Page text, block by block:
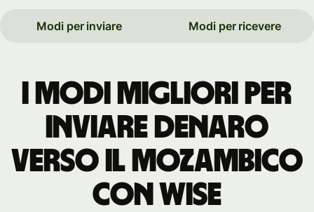
Modi per inviare Modi per ricevere
I modi migliori per
inviare denaro
verso il Mozambico
con WISE